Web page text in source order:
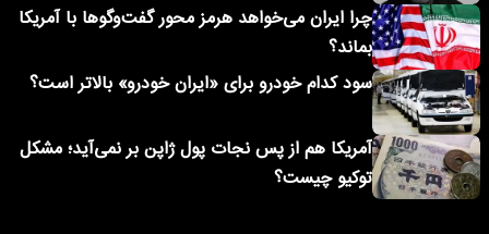
چرا ایران می‌خواهد هرمز محور گفت‌وگوها با آمریکا
بماند؟
سود کدام خودرو برای «ایران خودرو» بالاتر است؟
آمریکا هم از پس نجات پول ژاپن بر نمی‌آید؛ مشکل
توکیو چیست؟